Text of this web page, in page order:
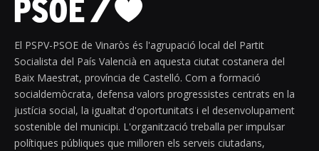
El PSPV-PSOE de Vinaròs és l'agrupació local del Partit
Socialista del País Valencià en aquesta ciutat costanera del
Baix Maestrat, província de Castelló. Com a formació
socialdemòcrata, defensa valors progressistes centrats en la
justícia social, la igualtat d'oportunitats i el desenvolupament
sostenible del municipi. L'organització treballa per impulsar
polítiques públiques que milloren els serveis ciutadans,